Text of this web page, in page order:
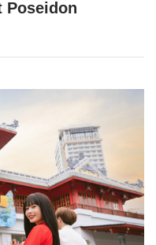
Poseidon